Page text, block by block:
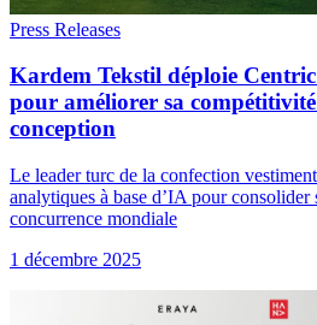
Press Releases
Kardem Tekstil déploie
pour améliorer sa compétitivité
conception
Le leader turc de la confection
analytiques à base d’IA pour consolider
concurrence mondiale
1 décembre 2025